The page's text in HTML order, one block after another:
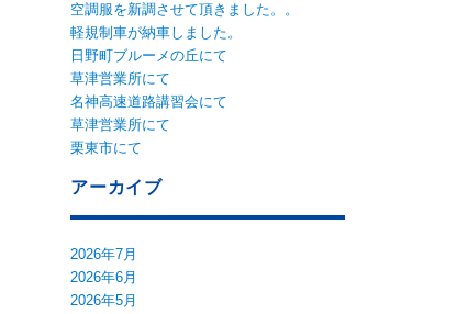
空調服を新調させて頂きました。。
軽規制車が納車しました。
日野町ブルーメの丘にて
草津営業所にて
名神高速道路講習会にて
草津営業所にて
栗東市にて
アーカイブ
2026年7月
2026年6月
2026年5月